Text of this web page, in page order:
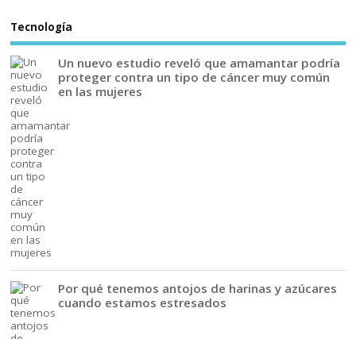
Tecnología
Un nuevo estudio reveló que amamantar podría
proteger contra un tipo de cáncer muy común
en las mujeres
Por qué tenemos antojos de harinas y azúcares
cuando estamos estresados